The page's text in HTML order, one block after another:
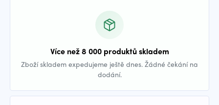
Více než 8 000 produktů skladem
Zboží skladem expedujeme ještě dnes. Žádné čekání na
dodání.